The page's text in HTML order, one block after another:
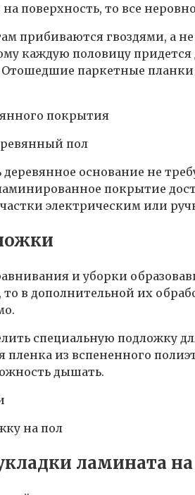
поверхность, то все
прибиваются гвоздями, а
каждую половицу
Отошедшие паркетные
пол
основание не
покрытие
электрическим или
и уборки
в дополнительной их
специальную подложку
пленка из вспененного
дышать.
на пол
ламината